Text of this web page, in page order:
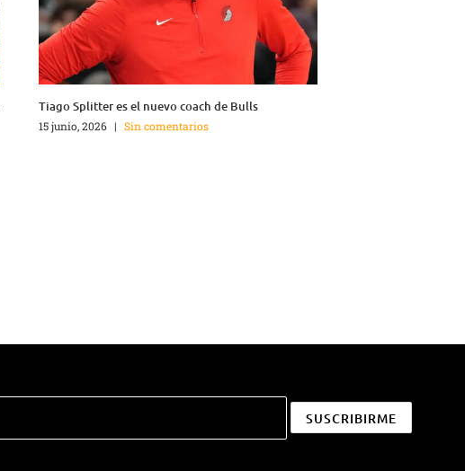
Tiago Splitter es el nuevo coach de Bulls
15 junio, 2026 | Sin comentarios